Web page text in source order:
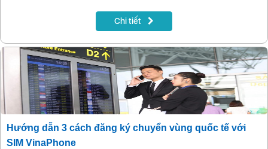
Chi tiết
Hướng dẫn 3 cách đăng ký chuyển vùng quốc tế với
SIM VinaPhone